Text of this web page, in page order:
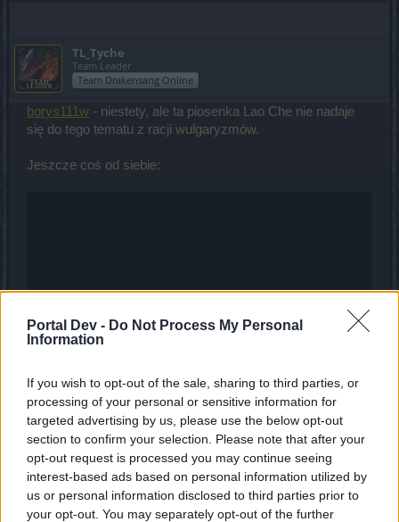
Portal Dev - Do Not Process My Personal
Information
If you wish to opt-out of the sale, sharing to third parties, or
processing of your personal or sensitive information for
targeted advertising by us, please use the below opt-out
section to confirm your selection. Please note that after your
opt-out request is processed you may continue seeing
interest-based ads based on personal information utilized by
us or personal information disclosed to third parties prior to
your opt-out. You may separately opt-out of the further
TL_Tyche
Team Leader
Team Drakensang Online
borys111w - niestety, ale ta piosenka Lao Che nie nadaje
się do tego tematu z racji wulgaryzmów.
Jeszcze coś od siebie:
Oct 27, 2020